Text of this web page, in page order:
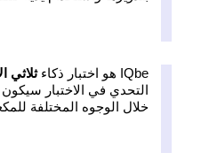
IQbe هو اختبار ذكاء ثلاثي
التحدي في الاختبار سيكون
خلال الوجوه المختلفة